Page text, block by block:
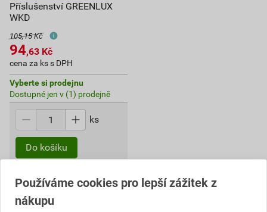
Příslušenství GREENLUX
WKD
105,15 Kč
94,63 Kč
cena za ks s DPH
Vyberte si prodejnu
Dostupné jen v (1) prodejně
ks
Do košíku
Používáme cookies pro lepší zážitek z
nákupu